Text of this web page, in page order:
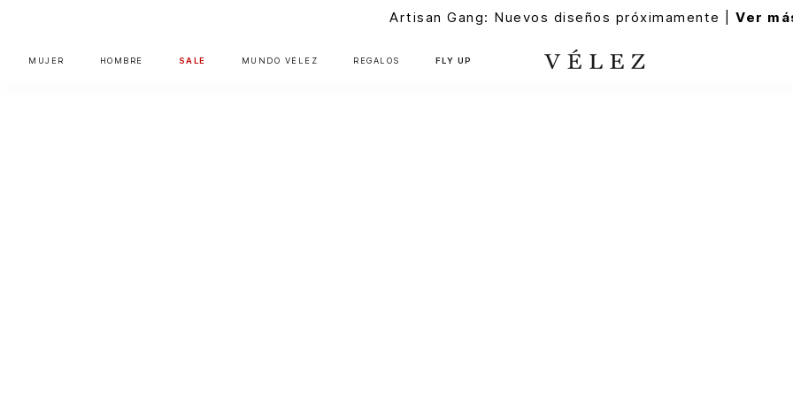
Artisan Gang: Nuevos diseños próximamente |Ver
MUJER HOMBRE SALE MUNDO VÉLEZ REGALOS FLY UP